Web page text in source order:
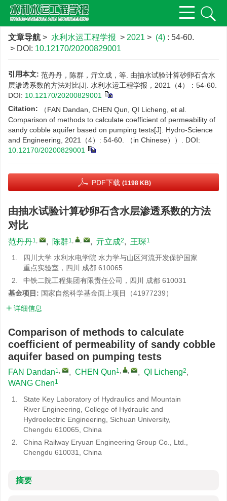
文章导航 > 水利水运工程学报 > 2021 > (4) : 54-60.
> DOI: 10.12170/20200829001
引用本文: 范丹丹，陈群，亓立成，等. 由抽水试验计算砂卵石含水
层渗透系数的方法对比[J]. 水利水运工程学报，2021（4）：54-60.
DOI: 10.12170/20200829001
Citation:
（FAN Dandan, CHEN Qun, QI Licheng, et al.
Comparison of methods to calculate coefficient of permeability of
sandy cobble aquifer based on pumping tests[J]. Hydro-Science
and Engineering, 2021（4）: 54-60. （in Chinese））.
DOI:
10.12170/20200829001
PDF下载 (1198 KB)
由抽水试验计算砂卵石含水层渗透系数的方法
对比
范丹丹1, , 陈群1, , , 亓立成2, 王琛1
1.
四川大学 水利水电学院 水力学与山区河流开发保护国家
重点实验室，四川 成都 610065
2.
中铁二院工程集团有限责任公司，四川 成都 610031
基金项目: 国家自然科学基金面上项目（41977239）
详细信息
Comparison of methods to calculate
coefficient of permeability of sandy cobble
aquifer based on pumping tests
FAN Dandan1, , CHEN Qun1, , , QI Licheng2,
WANG Chen1
1.
State Key Laboratory of Hydraulics and Mountain
River Engineering, College of Hydraulic and
Hydroelectric Engineering, Sichuan University,
Chengdu 610065, China
2.
China Railway Eryuan Engineering Group Co., Ltd.,
Chengdu 610031, China
摘要